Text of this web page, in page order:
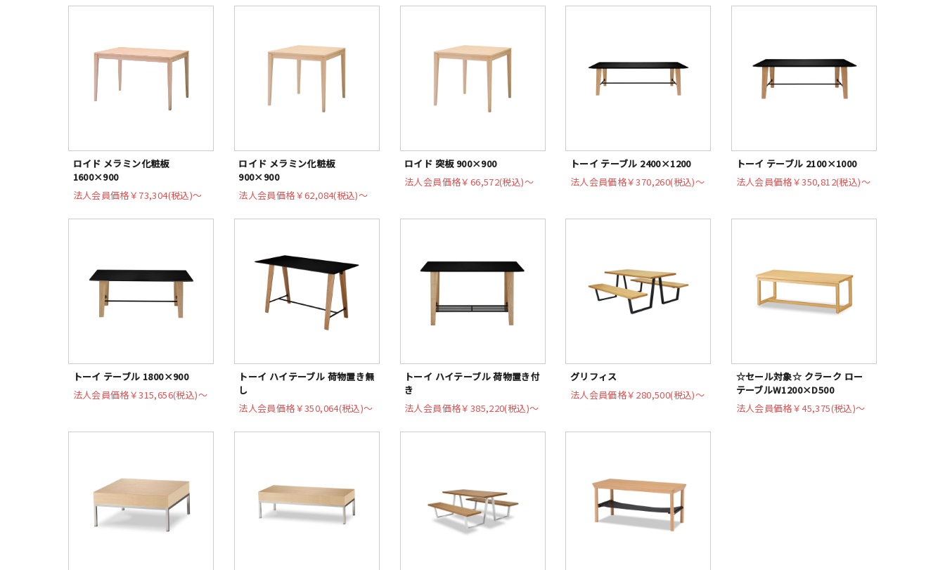
ロイド メラミン化粧板
1600×900
法人会員価格￥73,304(税込)〜
ロイド メラミン化粧板
900×900
法人会員価格￥62,084(税込)〜
ロイド 突板 900×900
法人会員価格￥66,572(税込)〜
トーイ テーブル 2400×1200
法人会員価格￥370,260(税込)〜
トーイ テーブル 2100×1000
法人会員価格￥350,812(税込)〜
トーイ テーブル 1800×900
法人会員価格￥315,656(税込)〜
トーイ ハイテーブル 荷物置き無
し
法人会員価格￥350,064(税込)〜
トーイ ハイテーブル 荷物置き付
き
法人会員価格￥385,220(税込)〜
グリフィス
法人会員価格￥280,500(税込)〜
☆セール対象☆ クラーク ロー
テーブルW1200×D500
法人会員価格￥45,375(税込)〜